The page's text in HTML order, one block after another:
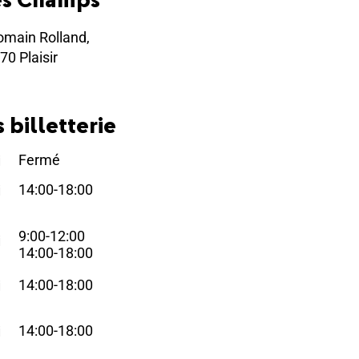
Rolland,
Plaisir
billetterie
Fermé
14:00-18:00
9:00-12:00
14:00-18:00
14:00-18:00
14:00-18:00